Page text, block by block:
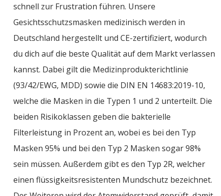
schnell zur Frustration führen. Unsere
Gesichtsschutzsmasken medizinisch werden in
Deutschland hergestellt und CE-zertifiziert, wodurch
du dich auf die beste Qualität auf dem Markt verlassen
kannst. Dabei gilt die Medizinprodukterichtlinie
(93/42/EWG, MDD) sowie die DIN EN 14683:2019-10,
welche die Masken in die Typen 1 und 2 unterteilt. Die
beiden Risikoklassen geben die bakterielle
Filterleistung in Prozent an, wobei es bei den Typ
Masken 95% und bei den Typ 2 Masken sogar 98%
sein müssen. Außerdem gibt es den Typ 2R, welcher
einen flüssigkeitsresistenten Mundschutz bezeichnet.